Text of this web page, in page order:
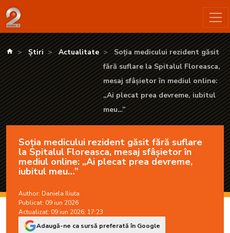
Soția medicului rezident găsit fără suflare la Spitalul
kanald.ro
Știri Actualitate
Soția medicului rezident găsit
fără suflare la Spitalul Floreasca,
mesaj sfâșietor în mediul online:
„Ai plecat prea devreme, iubitul
meu…”
Soția medicului rezident găsit fără suflare
la Spitalul Floreasca, mesaj sfâșietor în
mediul online: „Ai plecat prea devreme,
iubitul meu…”
Author: Daniela Iliuta
Publicat: 09 iun 2026
Actualizat: 09 iun 2026, 17:23
Adaugă-ne ca sursă preferată în Google